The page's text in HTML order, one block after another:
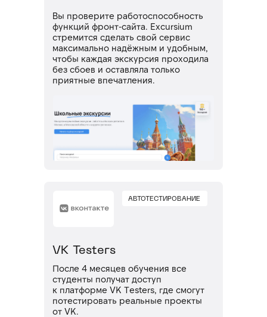
Вы проверите работоспособность
функций фронт-сайта. Excursium
стремится сделать свой сервис
максимально надёжным и удобным,
чтобы каждая экскурсия проходила
без сбоев и оставляла только
приятные впечатления.
VK Testers
После 4 месяцев обучения все
студенты получат доступ
к платформе VK Testers, где смогут
потестировать реальные проекты
от VK.
АВТОТЕСТИРОВАНИЕ